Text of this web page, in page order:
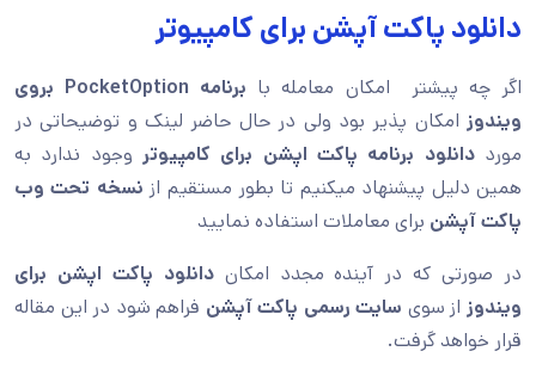
دانلود پاکت آپشن برای کامپیوتر
اگر چه پیشتر امکان معامله با
برنامه PocketOption بروی
ویندوز امکان پذیر بود ولی در حال حاضر لینک و توضیحاتی در
مورد دانلود برنامه پاکت اپشن برای کامپیوتر وجود ندارد به
همین دلیل پیشنهاد میکنیم تا بطور مستقیم از نسخه تحت وب
پاکت آپشن برای معاملات استفاده نمایید
در صورتی که در آینده مجدد امکان دانلود پاکت اپشن برای
ویندوزاز سوی سایت رسمی پاکت آپشن فراهم شود در این مقاله
قرار خواهد گرفت.